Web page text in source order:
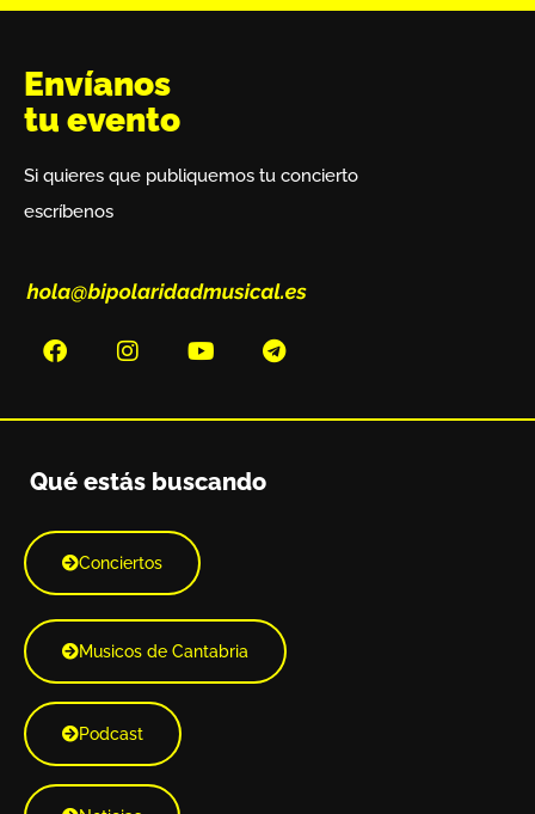
Envíanos
tu evento
Si quieres que publiquemos tu concierto
escríbenos
Qué estás buscando
Conciertos
Musicos de Cantabria
Podcast